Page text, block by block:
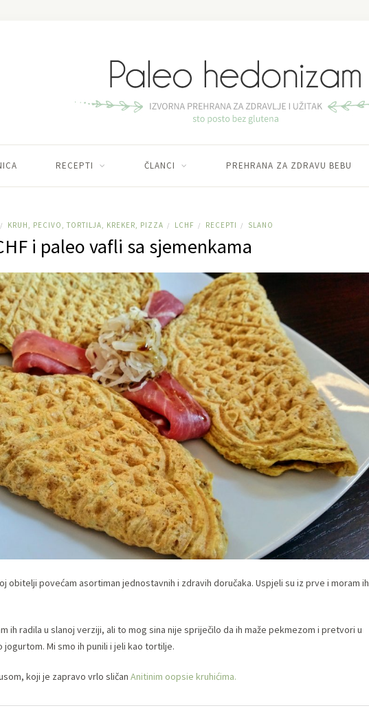
RECEPTI ČLANCI PREHRANA ZA ZDRAVU BEBU
/ KRUH, PECIVO, TORTILJA, KREKER, PIZZA / LCHF / RECEPTI / SLANO
i paleo vafli sa sjemenkama
obitelji povećam asortiman jednostavnih i zdravih doručaka. Uspjeli su iz prve i moram ih
ih radila u slanoj verziji, ali to mog sina nije spriječilo da ih maže pekmezom i pretvori u
Mi smo ih punili i jeli kao tortilje.
koji je zapravo vrlo sličan Anitinim oopsie kruhićima.